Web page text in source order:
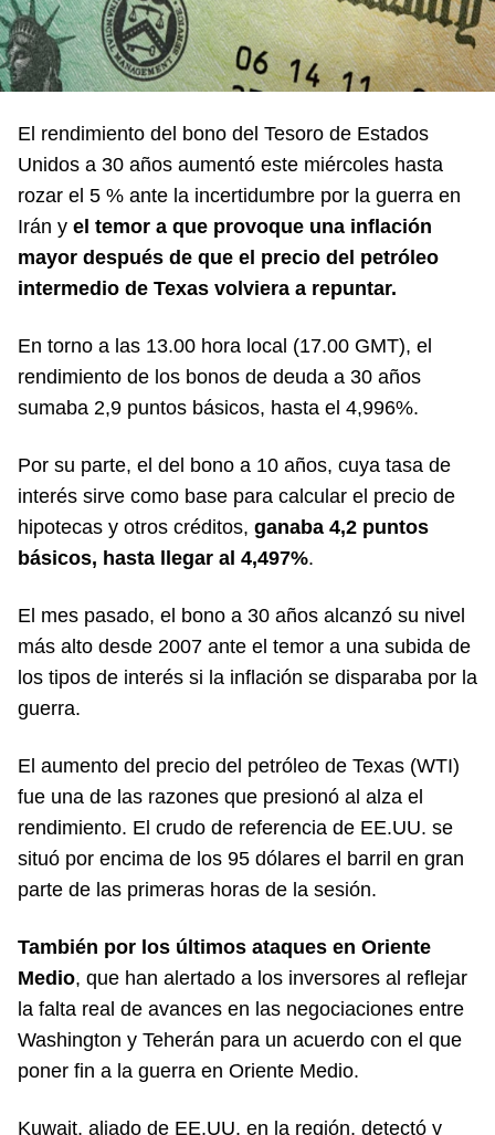
El rendimiento del bono del Tesoro de Estados
Unidos a 30 años aumentó este miércoles hasta
rozar el 5 % ante la incertidumbre por la guerra en
Irán y el temor a que provoque una inflación
mayor después de que el precio del petróleo
intermedio de Texas volviera a repuntar.
En torno a las 13.00 hora local (17.00 GMT), el
rendimiento de los bonos de deuda a 30 años
sumaba 2,9 puntos básicos, hasta el 4,996%.
Por su parte, el del bono a 10 años, cuya tasa de
interés sirve como base para calcular el precio de
hipotecas y otros créditos, ganaba 4,2 puntos
básicos, hasta llegar al 4,497%.
El mes pasado, el bono a 30 años alcanzó su nivel
más alto desde 2007 ante el temor a una subida de
los tipos de interés si la inflación se disparaba por la
guerra.
El aumento del precio del petróleo de Texas (WTI)
fue una de las razones que presionó al alza el
rendimiento. El crudo de referencia de EE.UU. se
situó por encima de los 95 dólares el barril en gran
parte de las primeras horas de la sesión.
También por los últimos ataques en Oriente
Medio, que han alertado a los inversores al reflejar
la falta real de avances en las negociaciones entre
Washington y Teherán para un acuerdo con el que
poner fin a la guerra en Oriente Medio.
Kuwait, aliado de EE.UU. en la región, detectó y